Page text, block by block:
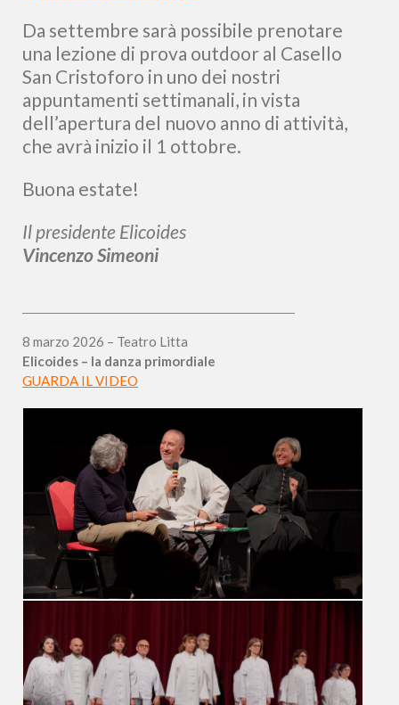
Da settembre sarà possibile prenotare
una lezione di prova outdoor al Casello
San Cristoforo in uno dei nostri
appuntamenti settimanali, in vista
dell’apertura del nuovo anno di attività,
che avrà inizio il 1 ottobre.
Buona estate!
Il presidente Elicoides
Vincenzo Simeoni
8 marzo 2026 – Teatro Litta
Elicoides – la danza primordiale
GUARDA IL VIDEO